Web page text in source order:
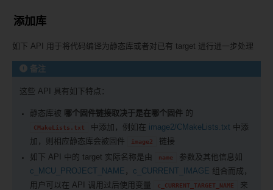
添加库
如下 API 用于将代码编译为静态库或者对已有 target 进行进一步处理
备注
这些 API 具有如下特点：
静态库被 哪个固件链接取决于是在哪个固件 的
CMakeLists.txt 中添加，例如在 image2/CMakeLists.txt 中添
加，则相应静态库会被固件
image2
链接
如下 API 中的 target 实际名称是由
name
参数及其他信息如
c_MCU_PROJECT_NAME ， c_CURRENT_IMAGE 组合而成，
用户可以在 API 调用过后使用变量
c_CURRENT_TARGET_NAME
来